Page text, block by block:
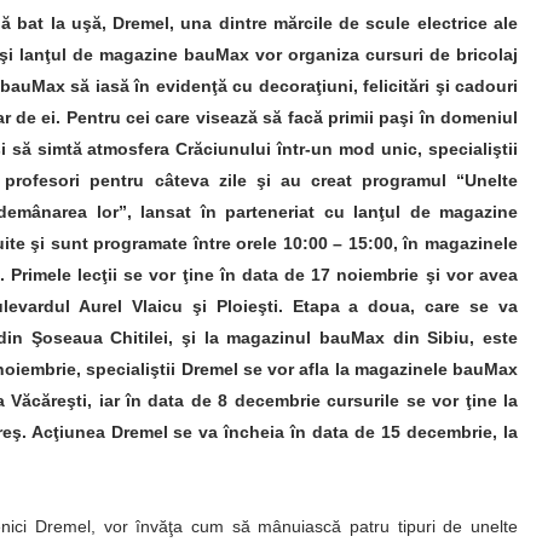
bat la uşă, Dremel, una dintre mărcile de scule electrice ale
lanţul de magazine bauMax vor organiza cursuri de bricolaj
să iasă în evidenţă cu decoraţiuni, felicitări şi cadouri
de ei. Pentru cei care visează să facă primii paşi în domeniul
simtă atmosfera Crăciunului într-un mod unic, specialiştii
pentru câteva zile şi au creat programul “Unelte
lor”, lansat în parteneriat cu lanţul de magazine
şi sunt programate între orele 10:00 – 15:00, în magazinele
Primele lecţii se vor ţine în data de 17 noiembrie şi vor avea
Aurel Vlaicu şi Ploieşti. Etapa a doua, care se va
Şoseaua Chitilei, şi la magazinul bauMax din Sibiu, este
specialiştii Dremel se vor afla la magazinele bauMax
iar în data de 8 decembrie cursurile se vor ţine la
Acţiunea Dremel se va încheia în data de 15 decembrie, la
Dremel, vor învăţa cum să mânuiască patru tipuri de unelte